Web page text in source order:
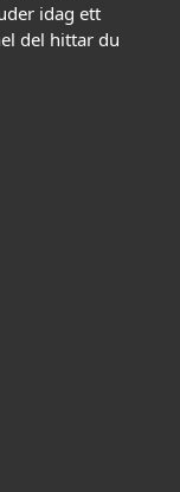
idag ett
del hittar du